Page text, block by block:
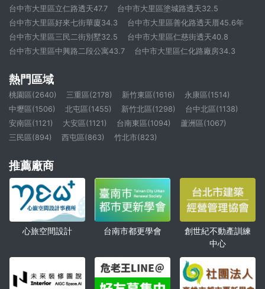
台中市大里區立仁路透天47.7
台中市大里區塗城路透天32.5
台中市大里區好來七街華廈34.3
台中市大里區善化路透天厝45.6年
台中市大里區三民二街別墅32.5
台中市大里區仁慈街透天40.8
台中市大里區中興路二段公寓43.7
台中市大里區仁化路廠房34.3
熱門區域
桃園區(2640) 三重區(2178) 新竹東區(1616)
永康區(1514)
中壢區(1506)
北屯區(1455) 新竹北區(1298)
台中北區(1138)
安南區(1121)
大安區(1121) 台南東區(1094)
蘆洲區(1067)
三民區(894)
西屯區(863) 竹北市(823)
推薦廠商
心旅空間設計 台南市都更學會
創世紀不動產訓練
中心